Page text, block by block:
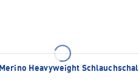
Merino Heavyweight Schlauchschal